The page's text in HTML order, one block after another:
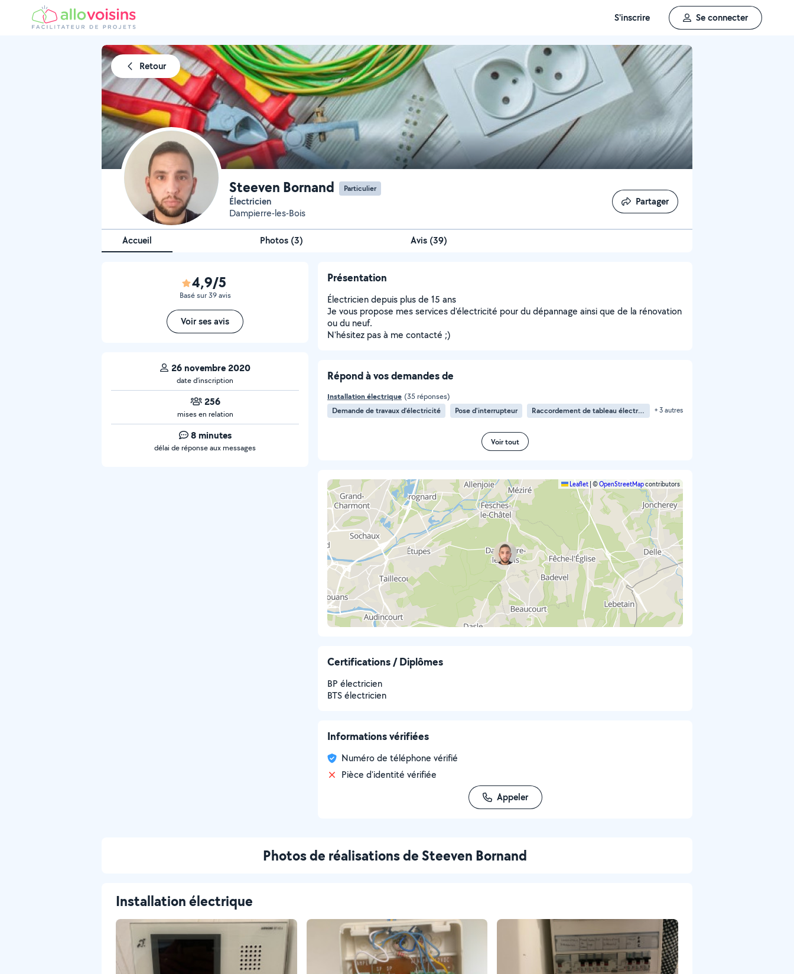
S'inscrire Se connecter
Retour
Steeven Bornand Particulier
Électricien
Dampierre-les-Bois
Partager
Partager
Accueil Photos (3) Avis (39)
4,9/5
Basé sur 39 avis
Voir ses avis
26 novembre 2020
date d’inscription
256
mises en relation
8 minutes
délai de réponse aux messages
Présentation
Électricien depuis plus de 15 ans
Je vous propose mes services d'électricité pour du dépannage ainsi que de la rénovation
ou du neuf.
N'hésitez pas à me contacté ;)
Répond à vos demandes de
Installation électrique (35 réponses)
Demande de travaux d’électricité
Pose d'interrupteur Raccordement de tableau électrique + 3 autres
Voir tout
Leaflet ©OpenStreetMapcontributors
Certifications / Diplômes
BP électricien
BTS électricien
Informations vérifiées
Numéro de téléphone vérifié
Pièce d'identité vérifiée
Appeler
Photos de réalisations de Steeven Bornand
Installation électrique